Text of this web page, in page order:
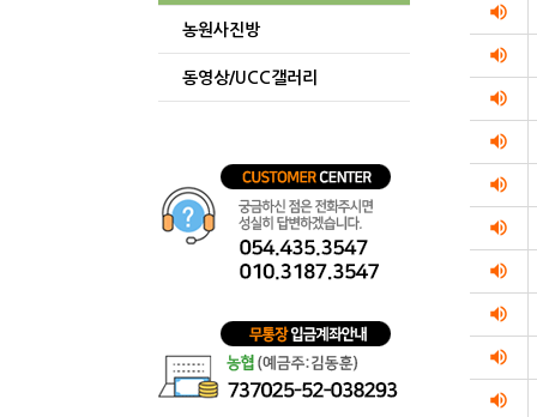
농원사진방
동영상/UCC갤러리
작성자
작성일
조회수를
리스트화
테이블입
volume_up
volume_up
volume_up
volume_up
volume_up
volume_up
volume_up
volume_up
volume_up
volume_up